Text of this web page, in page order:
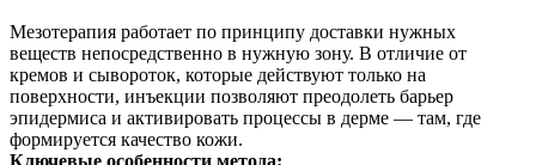
Мезотерапия работает по принципу доставки нужных
веществ непосредственно в нужную зону. В отличие от
кремов и сывороток, которые действуют только на
поверхности, инъекции позволяют преодолеть барьер
эпидермиса и активировать процессы в дерме — там, где
формируется качество кожи.
Ключевые особенности метода: